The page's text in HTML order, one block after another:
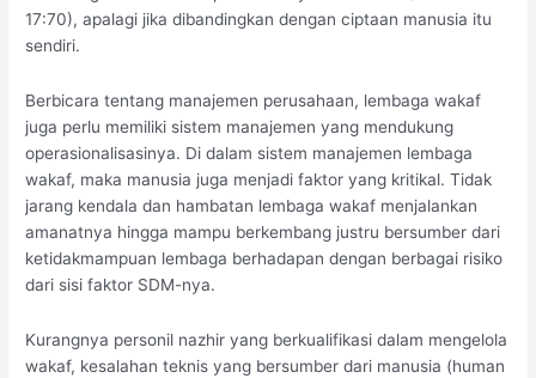
17:70), apalagi jika dibandingkan dengan ciptaan manusia itu
sendiri.
Berbicara tentang manajemen perusahaan, lembaga wakaf
juga perlu memiliki sistem manajemen yang mendukung
operasionalisasinya. Di dalam sistem manajemen lembaga
wakaf, maka manusia juga menjadi faktor yang kritikal. Tidak
jarang kendala dan hambatan lembaga wakaf menjalankan
amanatnya hingga mampu berkembang justru bersumber dari
ketidakmampuan lembaga berhadapan dengan berbagai risiko
dari sisi faktor SDM-nya.
Kurangnya personil nazhir yang berkualifikasi dalam mengelola
wakaf, kesalahan teknis yang bersumber dari manusia (human